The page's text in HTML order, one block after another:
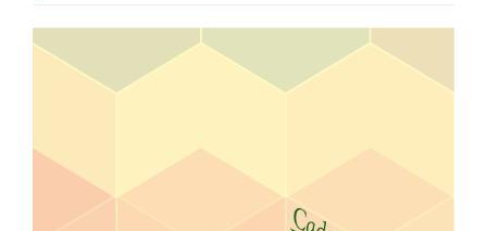
Barra
lateral
artigos